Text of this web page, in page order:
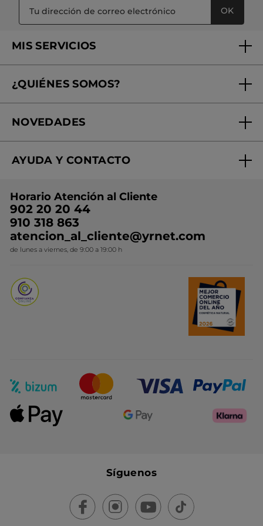
OK
MIS SERVICIOS
Tratamientos de Belleza
Mi club Yves Rocher
¿QUIÉNES SOMOS?
¿Quiénes somos?
Nuestros compromisos
Conviértete en Franquiciada
NOVEDADES
Rebajas
Ideas de Regalo
Colección Monoi
Novedades del mes
AYUDA Y CONTACTO
Contacto
Horario Atención al Cliente
902 20 20 44
910 318 863
atencion_al_cliente@yrnet.com
de lunes a viernes, de 9:00 a 19:00 h
Síguenos